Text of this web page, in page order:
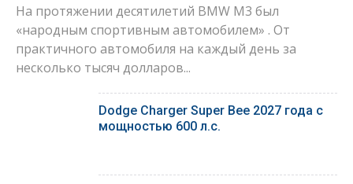
На протяжении десятилетий BMW M3 был
«народным спортивным автомобилем» . От
практичного автомобиля на каждый день за
несколько тысяч долларов...
Dodge Charger Super Bee 2027 года с
мощностью 600 л.с.